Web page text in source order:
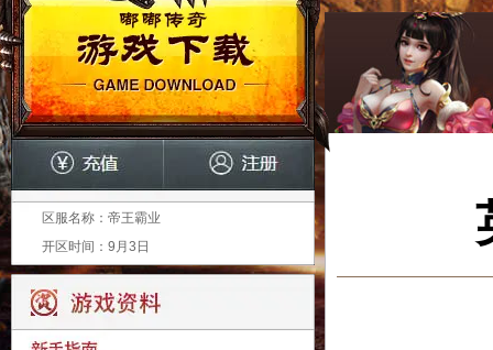
区服名称： 帝王霸业
开区时间： 9月3日